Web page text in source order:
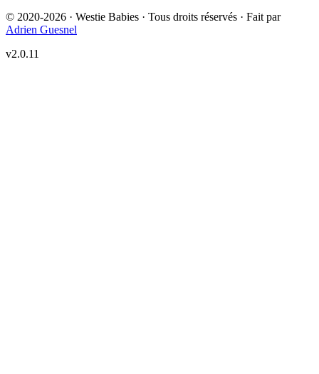
© 2020-2026 · Westie Babies · Tous droits réservés · Fait par
Adrien Guesnel
v2.0.11